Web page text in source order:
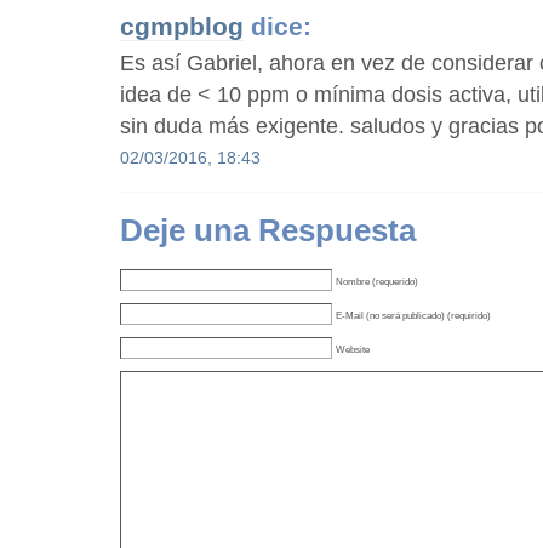
cgmpblog dice:
Es así Gabriel, ahora en vez de considerar
idea de < 10 ppm o mínima dosis activa,
sin duda más exigente. saludos y gracias
02/03/2016, 18:43
Deje una Respuesta
Nombre (requerido)
E-Mail (no será publicado) (requirido)
Website